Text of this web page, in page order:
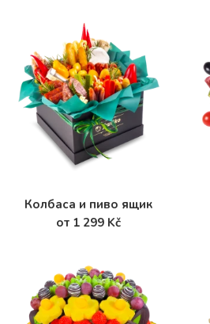
Колбаса и пиво ящик
от 1 299 Kč